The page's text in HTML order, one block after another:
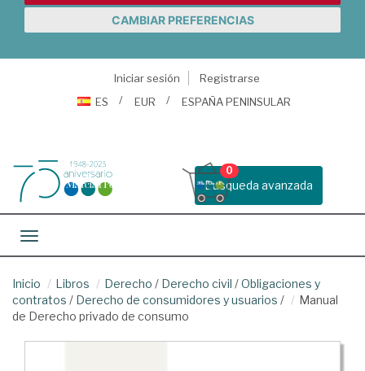
CAMBIAR PREFERENCIAS
Iniciar sesión
Registrarse
ES
EUR ESPAÑA PENINSULAR
Busqueda avanzada
0
Toggle navigation
Inicio Libros Derecho / Derecho civil /Obligaciones y
contratos / Derecho de consumidores y usuarios /
Manual
de Derecho privado de consumo